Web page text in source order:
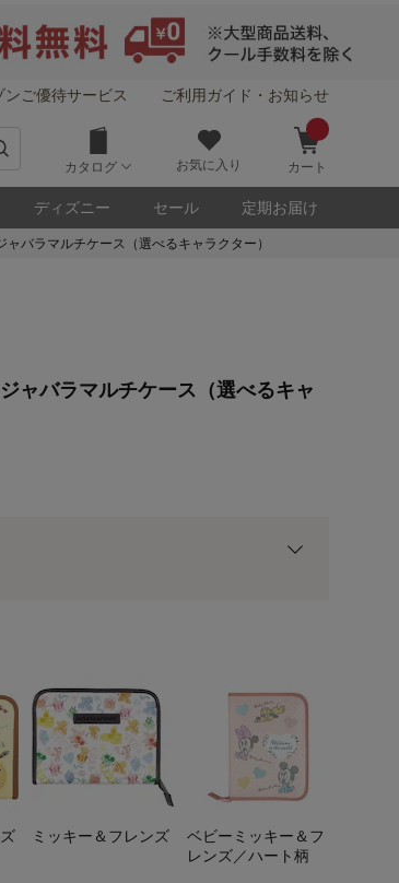
ンご優待サービス ご利用ガイド・お知らせ
カタログ お気に入り カート
ディズニー セール 定期お届け
バラマルチケース（選べるキャラクター）
ベビーミッキー＆フレ
ャバラマルチケース（選べるキャ
に対して適用されます。
ミッキー＆フレンズ
ベビーミッキー＆フ
レンズ／ハート柄